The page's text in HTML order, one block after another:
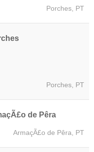
Porches, PT
Porches, PT
de Pêra
ArmaçÃ£o de Pêra, PT